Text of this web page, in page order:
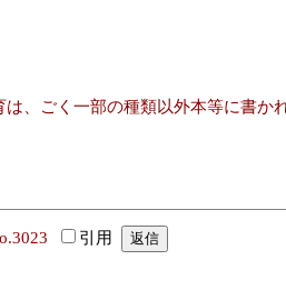
、ごく一部の種類以外本等に書か
引用